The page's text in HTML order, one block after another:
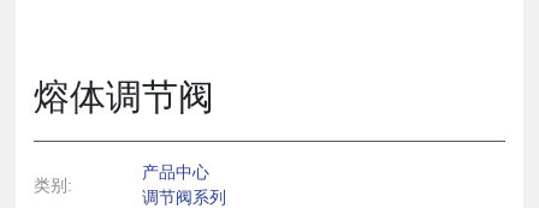
熔体调节阀
类别:
产品中心
调节阀系列